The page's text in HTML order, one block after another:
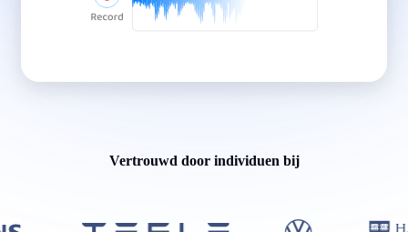
Vertrouwd door individuen bij